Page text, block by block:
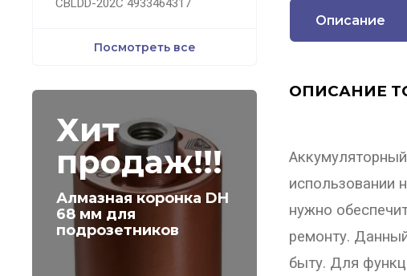
CBLDD-202C 4933464317
Посмотреть все
Хит
продаж!!!
Алмазная коронка DH
68 мм для
подрозетников
Описание
ОПИСАНИЕ
использовании
нужно
ремонту.
быту. Для